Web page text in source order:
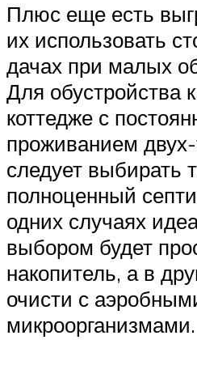
Плюс еще есть
их использовать
дачах при малых
Для обустройства
коттедже с
проживанием
следует выбирать
полноценный
одних случаях
выбором будет
накопитель, а в
очисти с
микроорганизмами.